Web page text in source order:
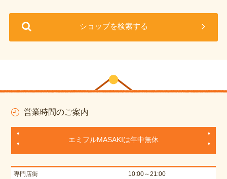
ショップを検索する
営業時間のご案内
エミフルMASAKIは年中無休
専門店街 10:00～21:00